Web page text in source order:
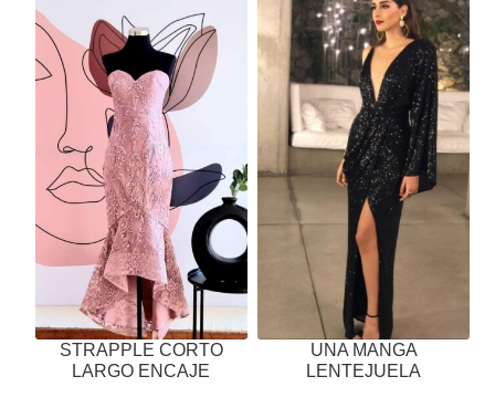
STRAPPLE CORTO
LARGO ENCAJE
PRODUCTO
TIENE
MÚLTIPLES
VARIANTES.
LAS
OPCIONES
SE
PUEDEN
ELEGIR
LA
PÁGINA
UNA MANGA
LENTEJUELA
PRODUCTO
TIENE
MÚLTIPLES
VARIANTES.
OPCIONES
PUEDEN
ELEGIR
PÁGINA